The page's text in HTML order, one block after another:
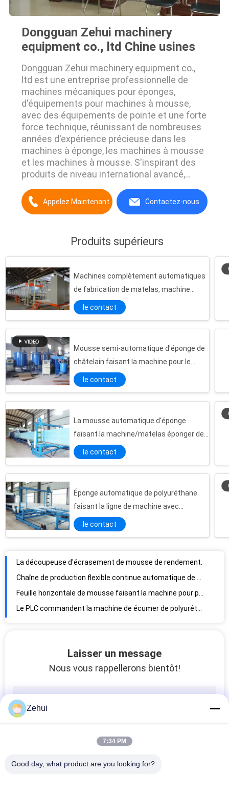
Dongguan Zehui machinery
equipment co., ltd Chine usines
Dongguan Zehui machinery equipment co.,
ltd est une entreprise professionnelle de
machines mécaniques pour éponges,
d'équipements pour machines à mousse,
avec des équipements de pointe et une forte
force technique, réunissant de nombreuses
années d'expérience précieuse dans les
machines à éponge, les machines à mousse
et les machines à mousse. S'inspirant des
produits de niveau international avancé,
à l'innovation indépendante, "exploration,
innovation, durabilité, fiabilité, le client
Appelez Maintenant. Contactez-nous
Produits supérieurs
Machines complètement automatiques
de fabrication de matelas, machine
industrielle de mousse pour le
sofa/chaussures
le contact
Mousse semi-automatique d'éponge de
châtelain faisant la machine pour le
matelas de meubles
le contact
La mousse automatique d'éponge
faisant la machine/matelas éponger des
machines avec les USA Viking pompe
le contact
Éponge automatique de polyuréthane
faisant la ligne de machine avec
l'inverseur de Siemens
le contact
Ligne productrice écumante continue d'éponge horizontale/mousse flexible faisant la machine
Chaîne de production écumante automatique continue de basse pression pour l'éponge d'oreiller de sofa
Coupeur vertical de mousse de découpeuse d'éponge d'EVA/EPE pour le matelas de polyuréthane
Mousse de polyuréthane automatique faisant la haute pression écumante de machine d'unité centrale de machine
L'éponge continue de polystyrène de mousse de styrol écument faisant la machine pour le matelas
Mousse de polystyrène de PLC faisant la machine, machine de fabrication de plat de mousse de Siemens
Mousse de l'éponge EPE de matelas faisant à machine la haute précision horizontale
Laisser un message
Nous vous rappellerons bientôt!
Zehui
7:34 PM
Good day, what product are you looking for?